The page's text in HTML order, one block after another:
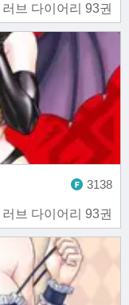
러브 다이어리 93권
러브 다이어리 93권
3138